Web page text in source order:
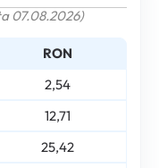
07.08.2026)
RON
2,54
12,71
25,42